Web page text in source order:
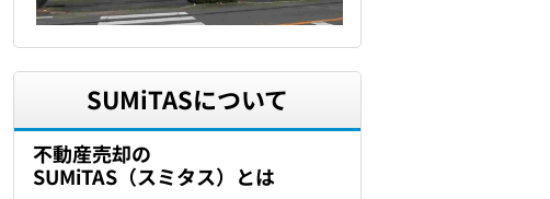
SUMiTASについて
不動産売却の
SUMiTAS（スミタス）とは